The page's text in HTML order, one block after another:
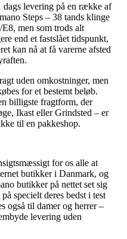
dags levering på en række af
Steps – 38 tands klinge
men som trods alt
end et fastslået tidspunkt,
kan nå at få varerne afsted
uden omkostninger, men
for et bestemt beløb.
billigste fragtform, der
Ikast eller Grindsted – er
til en pakkeshop.
for os alle at
butikker i Danmark, og
butikker på nettet set sig
specielt deres bedst i test
også til damer og herrer –
levering uden